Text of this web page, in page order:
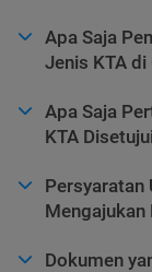
Apa Saja
Jenis KTA di
Apa Saja
KTA
Persyaratan
Mengajukan
Dokumen